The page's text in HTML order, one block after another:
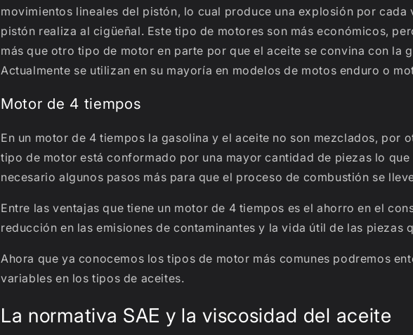
movimientos lineales del pistón, lo cual produce una explosión por cada
pistón realiza al cigüeñal. Este tipo de motores son más económicos,
más que otro tipo de motor en parte por que el aceite se convina con la
Actualmente se utilizan en su mayoría en modelos de motos enduro o
Motor de 4 tiempos
En un motor de 4 tiempos la gasolina y el aceite no son mezclados, por
tipo de motor está conformado por una mayor cantidad de piezas lo
necesario algunos pasos más para que el proceso de combustión se
Entre las ventajas que tiene un motor de 4 tiempos es el ahorro en el
reducción en las emisiones de contaminantes y la vida útil de las piezas
Ahora que ya conocemos los tipos de motor más comunes podremos
variables en los tipos de aceites.
La normativa SAE y la viscosidad del aceite